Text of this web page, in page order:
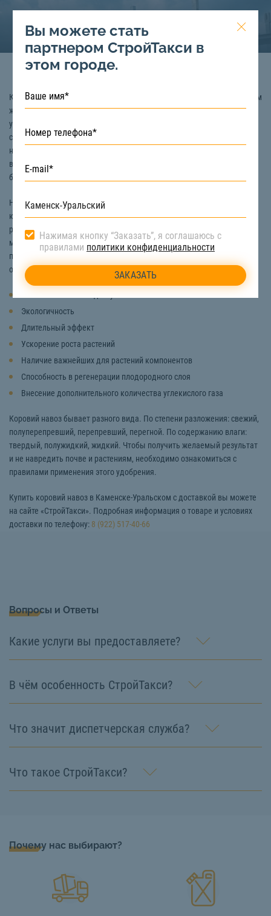
Коровий навоз – это органическое удобрение, являющееся продуктом
жизнедеятельности крупного рогатого скота. Его используют для
улучшения плодородия почвы уже с древнейших времен. Однако
сельское хозяйство является не единственной сферой применения
навоза. Также его используют в качестве топлива, связывающего
вещества в строительстве, а также для производства биогаза и
бумаги.
Но все же, наибольшей популярностью коровяк пользуется именно в
качестве удобрения. В его состав входит большое количество
различных компонентов, таких как азот, фосфор, калий, кальций,
магний и т.д. Почва, в которую добавляется навоз, становится более
плодородной и способной приносить богатый урожай. Среди
основных преимуществ коровьего навоза стоит отметить:
Экологичность
Длительный эффект
Ускорение роста растений
Наличие важнейших для растений компонентов
Способность в регенерации плодородного слоя
Внесение дополнительного количества углекислого газа
Коровий навоз бывает разного вида. По степени разложения: свежий,
полуперепревший, перепревший, перегной. По содержанию влаги:
твердый, полужидкий, жидкий. Чтобы получить желаемый результат
и не навредить почве и растениям, необходимо ознакомиться с
правилами применения этого удобрения.
Купить коровий навоз в Каменске-Уральском с доставкой вы можете
на сайте «СтройТакси». Подробная информация о товаре и условиях
доставки по телефону: 8 (922) 517-40-66
Вопросы и Ответы
Какие услуги вы предоставляете?
В чём особенность СтройТакси?
Что значит диспетчерская служба?
Что такое СтройТакси?
Почему нас выбирают?
Вы можете стать
партнером СтройТакси в
этом городе.
Нажимая кнопку “Заказать”, я соглашаюсь с
правилами политики конфиденциальности